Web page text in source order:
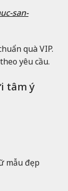
san-
quà VIP.
yêu cầu.
tâm ý
mẫu đẹp